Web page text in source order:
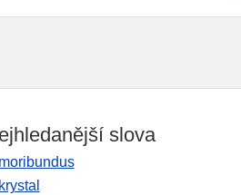
slova
moribundus
krystal